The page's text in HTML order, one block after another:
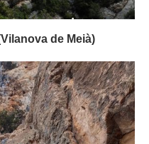
de Meià)